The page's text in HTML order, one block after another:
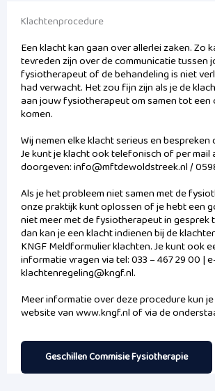
Klachtenprocedure
Een klacht kan gaan over allerlei zaken. Zo
tevreden zijn over de communicatie tussen
fysiotherapeut of de behandeling is niet
had verwacht. Het zou fijn zijn als je de
aan jouw fysiotherapeut om samen tot een
komen.
Wij nemen elke klacht serieus en bespreken
Je kunt je klacht ook telefonisch of per mail
doorgeven: info@mftdewoldstreek.nl /
Als je het probleem niet samen met de
onze praktijk kunt oplossen of je hebt een
niet meer met de fysiotherapeut in gesprek
dan kan je een klacht indienen bij de
KNGF Meldformulier klachten. Je kunt ook
informatie vragen via tel: 033 – 467 29 00 |
klachtenregeling@kngf.nl.
Meer informatie over deze procedure kun
website van www.kngf.nl of via de
Geschillen Commisie Fysiotherapie